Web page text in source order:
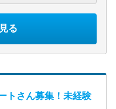
る
トさん募集！未経験